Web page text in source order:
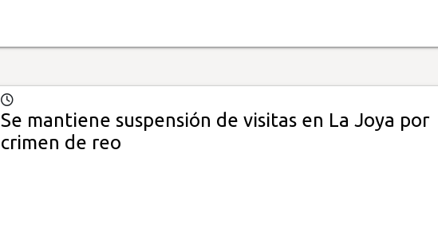
Se mantiene suspensión de visitas en La Joya por
crimen de reo